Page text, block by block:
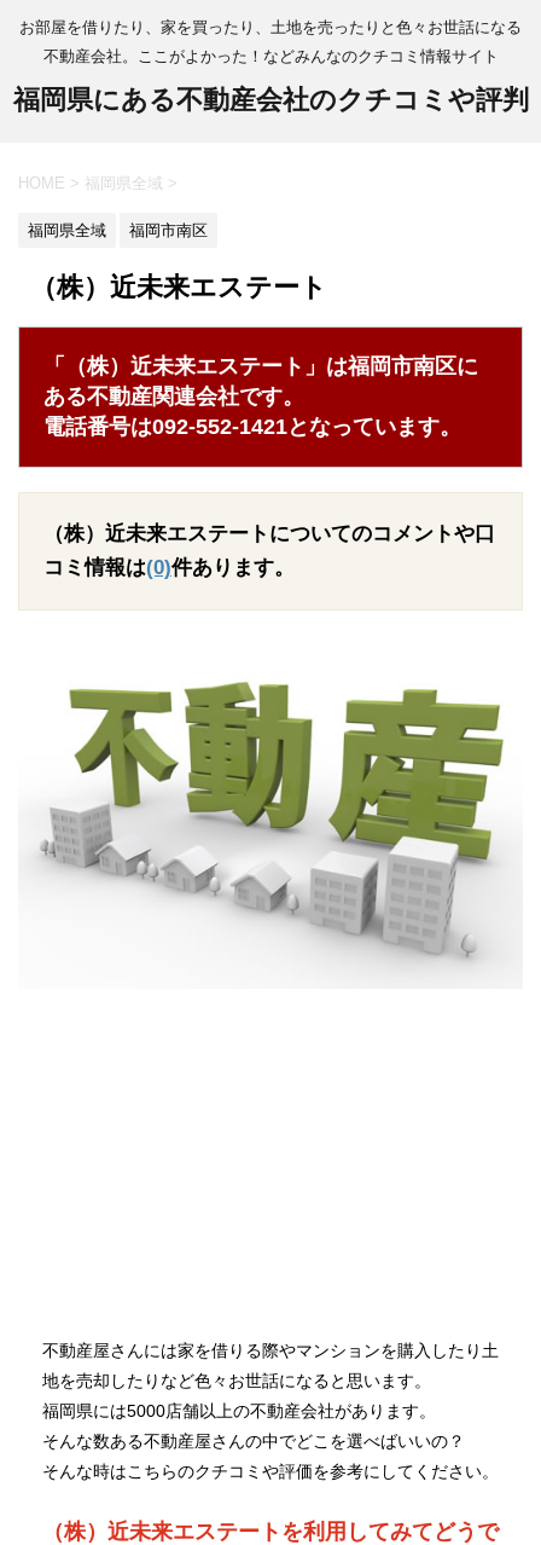
お部屋を借りたり、家を買ったり、土地を売ったりと色々お世話になる
不動産会社。ここがよかった！などみんなのクチコミ情報サイト
福岡県にある不動産会社のクチコミや評判
HOME > 福岡県全域 >
福岡県全域 福岡市南区
（株）近未来エステート
「（株）近未来エステート」は福岡市南区に
ある不動産関連会社です。
電話番号は092-552-1421となっています。
（株）近未来エステートについてのコメントや口
コミ情報は(0)件あります。
不動産屋さんには家を借りる際やマンションを購入したり土
地を売却したりなど色々お世話になると思います。
福岡県には5000店舗以上の不動産会社があります。
そんな数ある不動産屋さんの中でどこを選べばいいの？
そんな時はこちらのクチコミや評価を参考にしてください。
（株）近未来エステートを利用してみてどうで